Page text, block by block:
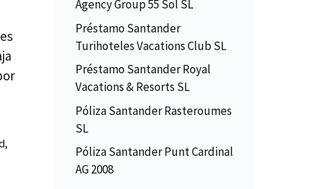
,
Agency Group 55 Sol SL
Préstamo Santander
Turihoteles Vacations Club SL
Préstamo Santander Royal
Vacations & Resorts SL
Póliza Santander Rasteroumes
SL
Póliza Santander Punt Cardinal
AG 2008